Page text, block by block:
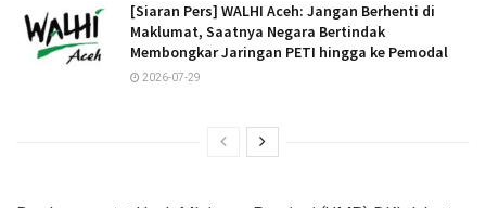
[Siaran Pers] WALHI Aceh: Jangan Berhenti di
Maklumat, Saatnya Negara Bertindak
Membongkar Jaringan PETI hingga ke Pemodal
2026-07-29